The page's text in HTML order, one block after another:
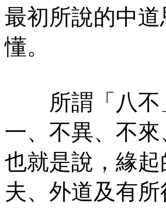
最初所說的中
懂。
所謂「八不
一、不異、不
也就是說，緣
夫、外道及有